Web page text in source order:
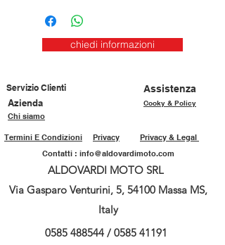
chiedi informazioni
Servizio Clienti
Assistenza
Azienda
Cooky & Policy
Chi siamo
Privacy & Legal
Privacy
Termini E Condizioni
Contatti : info@aldovardimoto.com
ALDOVARDI MOTO SRL
Via Gasparo Venturini, 5, 54100 Massa MS,
Italy
0585 488544 / 0585 41191